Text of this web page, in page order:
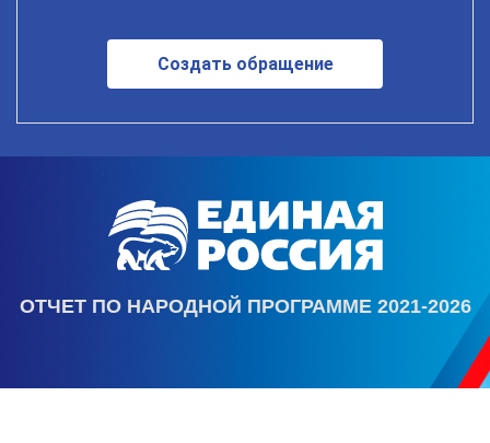
Создать обращение
ОТЧЕТ ПО НАРОДНОЙ ПРОГРАММЕ 2021-2026